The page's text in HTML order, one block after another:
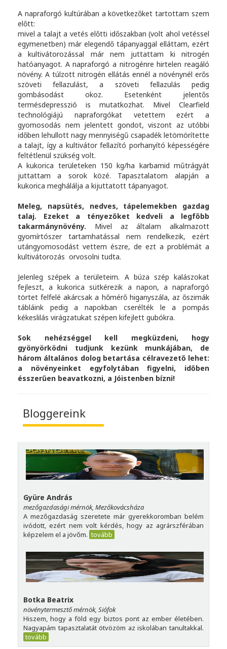
A napraforgó kultúrában a következőket tartottam szem
előtt:
mivel a talajt a vetés előtti időszakban (volt ahol vetéssel
egymenetben) már elegendő tápanyaggal elláttam, ezért
a kultivátorozással már nem juttattam ki nitrogén
hatóanyagot. A napraforgó a nitrogénre hirtelen reagáló
növény. A túlzott nitrogén ellátás ennél a növénynél erős
szöveti fellazulást, a szöveti fellazulás pedig
gombásodást okoz. Esetenként jelentős
termésdepresszió is mutatkozhat. Mivel Clearfield
technológiájú napraforgókat vetettem ezért a
gyomosodás nem jelentett gondot, viszont az utóbbi
időben lehullott nagy mennyiségű csapadék letömörítette
a talajt, így a kultivátor fellazító porhanyító képességére
feltétlenül szükség volt.
A kukorica területeken 150 kg/ha karbamid műtrágyát
juttattam a sorok közé. Tapasztalatom alapján a
kukorica meghálálja a kijuttatott tápanyagot.
Meleg, napsütés, nedves, tápelemekben gazdag
talaj. Ezeket a tényezőket kedveli a legfőbb
takarmánynövény. Mivel az általam alkalmazott
gyomírtószer tartamhatással nem rendelkezik, ezért
utángyomosodást vettem észre, de ezt a problémát a
kultivátorozás orvosolni tudta.
Jelenleg szépek a területeim. A búza szép kalászokat
fejleszt, a kukorica sütkérezik a napon, a napraforgó
törtet felfelé akárcsak a hőmérő higanyszála, az őszimák
tábláink pedig a napokban cserélték le a pompás
kékeslilás virágzatukat szépen kifejlett gubókra.
Sok nehézséggel kell megküzdeni, hogy
gyönyörködni tudjunk kezünk munkájában, de
három általános dolog betartása célravezető lehet:
a növényeinket egyfolytában figyelni, időben
ésszerűen beavatkozni, a Jóistenben bízni!
Bloggereink
Gyüre András
mezőgazdasági mérnök, Mezőkovácsháza
A mezőgazdaság szeretete már gyerekkoromban belém
ivódott, ezért nem volt kérdés, hogy az agrárszférában
képzelem el a jövőm. tovább
Botka Beatrix
növénytermesztő mérnök, Siófok
Hiszem, hogy a föld egy biztos pont az ember életében.
Nagyapám tapasztalatát ötvözöm az iskolában tanultakkal.
tovább